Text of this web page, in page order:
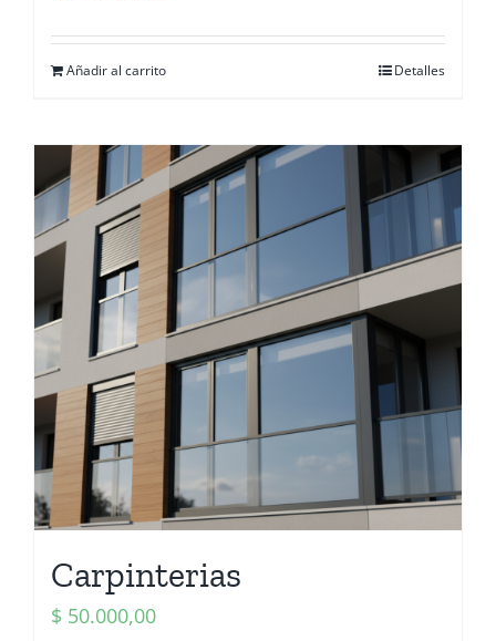
Añadir al carrito Detalles
Carpinterias
$ 50.000,00